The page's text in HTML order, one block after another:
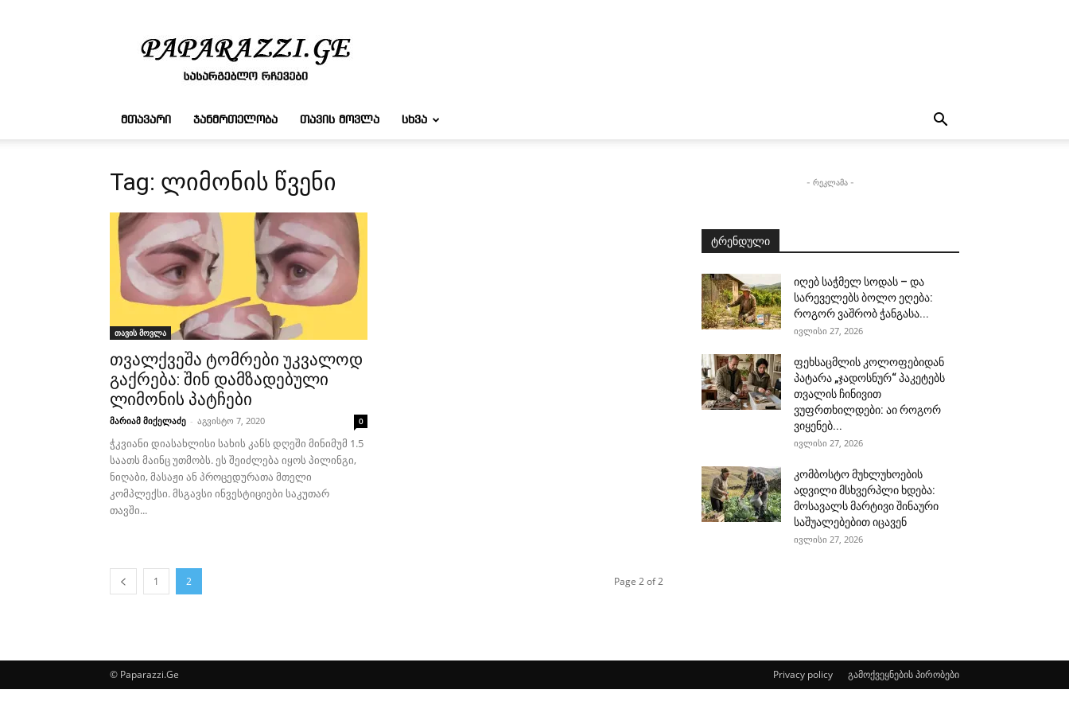
რჩევები
ᲛᲗᲐᲕᲐᲠᲘ ᲯᲐᲜᲛᲠᲗᲔᲚᲝᲑᲐ ᲗᲐᲕᲘᲡ ᲛᲝᲕᲚᲐ ᲡᲮᲕᲐ
Tag: ლიმონის წვენი
თავის მოვლა
თვალქვეშა ტომრები უკვალოდ
გაქრება: შინ დამზადებული
ლიმონის პატჩები
მარიამ მიქელაძე - აგვისტო 7, 2020 0
ჭკვიანი დიასახლისი სახის კანს დღეში მინიმუმ 1.5
საათს მაინც უთმობს. ეს შეიძლება იყოს პილინგი,
ნიღაბი, მასაჟი ან პროცედურათა მთელი
კომპლექსი. მსგავსი ინვესტიციები საკუთარ
თავში...
1 2 Page 2 of 2
- რეკლამა -
ტრენდული
იღებ საჭმელ სოდას – და
სარეველებს ბოლო ეღება:
როგორ ვაშრობ ჭანგასა...
ივლისი 27, 2026
ფეხსაცმლის კოლოფებიდან
პატარა „ჯადოსნურ“ პაკეტებს
თვალის ჩინივით
ვუფრთხილდები: აი როგორ
ვიყენებ...
ივლისი 27, 2026
კომბოსტო მუხლუხოების
ადვილი მსხვერპლი ხდება:
მოსავალს მარტივი შინაური
საშუალებებით იცავენ
ივლისი 27, 2026
Privacy policy გამოქვეყნების პირობები
© Paparazzi.Ge